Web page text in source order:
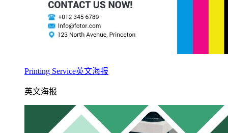
Printing Service英文海报
英文海报